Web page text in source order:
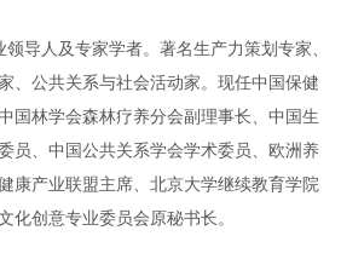
导人及专家学者。著名生产力策划专家、
、公共关系与社会活动家。现任中国保健
国林学会森林疗养分会副理事长、中国生
员、中国公共关系学会学术委员、欧洲养
康产业联盟主席、北京大学继续教育学院
化创意专业委员会原秘书长。